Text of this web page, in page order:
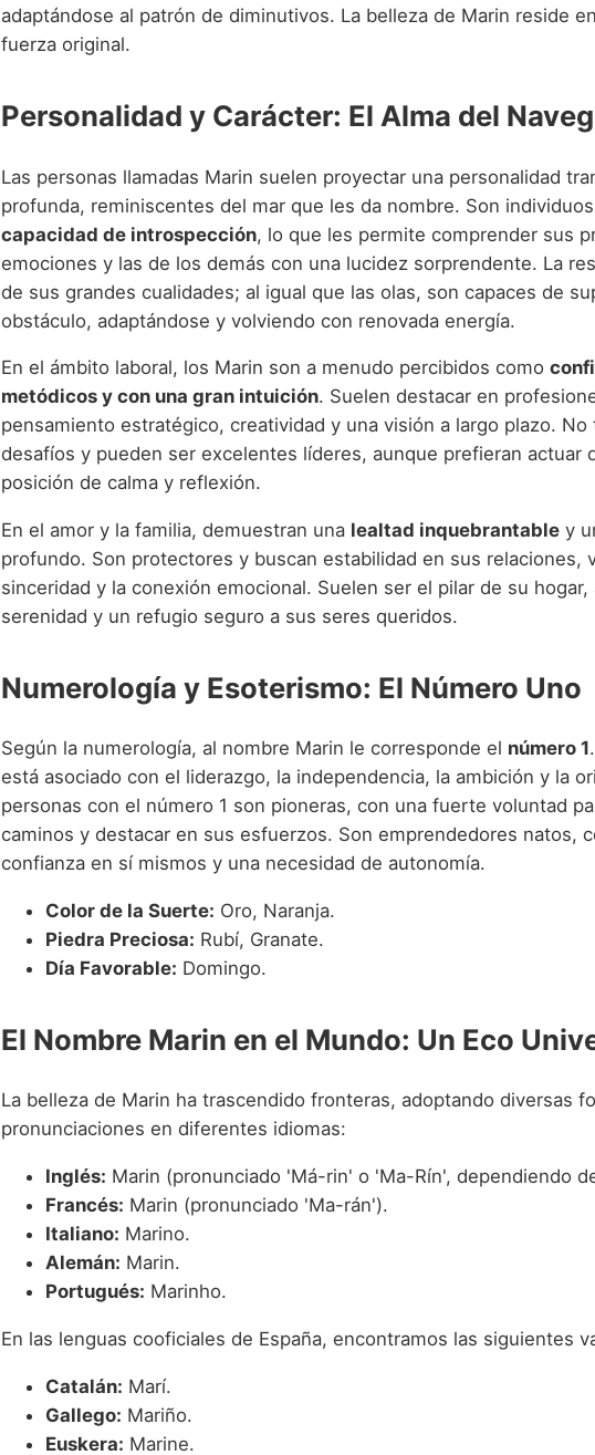
adaptándose al patrón de diminutivos. La belleza de Marin reside
fuerza original.
Personalidad y Carácter: El Alma del
Las personas llamadas Marin suelen proyectar una personalidad
profunda, reminiscentes del mar que les da nombre. Son
capacidad de introspección, lo que les permite comprender sus
emociones y las de los demás con una lucidez sorprendente. La
de sus grandes cualidades; al igual que las olas, son capaces de
obstáculo, adaptándose y volviendo con renovada energía.
En el ámbito laboral, los Marin son a menudo percibidos como
metódicos y con una gran intuición. Suelen destacar en
pensamiento estratégico, creatividad y una visión a largo plazo. No
desafíos y pueden ser excelentes líderes, aunque prefieran actuar
posición de calma y reflexión.
En el amor y la familia, demuestran una lealtad inquebrantable y
profundo. Son protectores y buscan estabilidad en sus relaciones,
sinceridad y la conexión emocional. Suelen ser el pilar de su
serenidad y un refugio seguro a sus seres queridos.
Numerología y Esoterismo: El Número Uno
Según la numerología, al nombre Marin le corresponde el número 1
está asociado con el liderazgo, la independencia, la ambición y la
personas con el número 1 son pioneras, con una fuerte voluntad
caminos y destacar en sus esfuerzos. Son emprendedores natos,
confianza en sí mismos y una necesidad de autonomía.
Color de la Suerte: Oro, Naranja.
Piedra Preciosa: Rubí, Granate.
Día Favorable: Domingo.
El Nombre Marin en el Mundo: Un Eco
La belleza de Marin ha trascendido fronteras, adoptando diversas
pronunciaciones en diferentes idiomas:
Inglés: Marin (pronunciado 'Má-rin' o 'Ma-Rín', dependiendo
Francés: Marin (pronunciado 'Ma-rán').
Italiano: Marino.
Alemán: Marin.
Portugués: Marinho.
En las lenguas cooficiales de España, encontramos las siguientes
Catalán: Marí.
Gallego: Mariño.
Euskera: Marine.